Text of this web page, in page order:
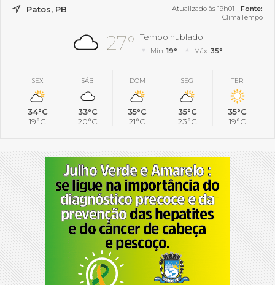
Patos, PB Atualizado às 19h01 - Fonte:
ClimaTempo
27° Tempo nublado
Mín.19° Máx. 35°
SEX
34°C
19°C
SÁB
33°C
20°C
DOM
35°C
21°C
SEG
35°C
23°C
TER
35°C
19°C